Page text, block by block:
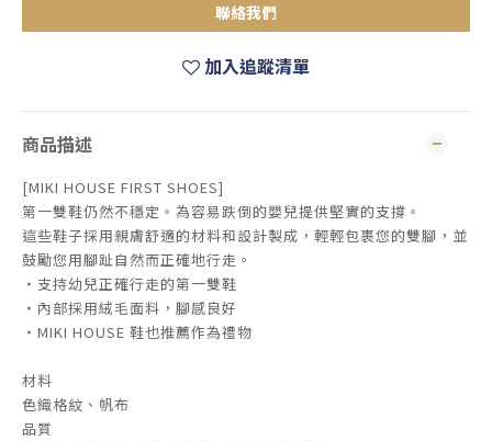
聯絡我們
加入追蹤清單
商品描述
[MIKI HOUSE FIRST SHOES]
第一雙鞋仍然不穩定。為容易跌倒的嬰兒提供堅實的支撐。
這些鞋子採用親膚舒適的材料和設計製成，輕輕包裹您的雙腳，並
鼓勵您用腳趾自然而正確地行走。
・支持幼兒正確行走的第一雙鞋
・內部採用絨毛面料，腳感良好
・MIKI HOUSE 鞋也推薦作為禮物
材料
色織格紋、帆布
品質